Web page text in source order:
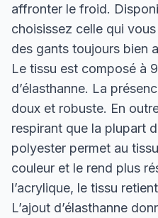
affronter le froid.
choisissez celle qui
des gants toujours bien
Le tissu est composé à
d’élasthanne. La
doux et robuste. En
respirant que la plupart
polyester permet au
couleur et le rend plus
l’acrylique, le tissu
L’ajout d’élasthanne